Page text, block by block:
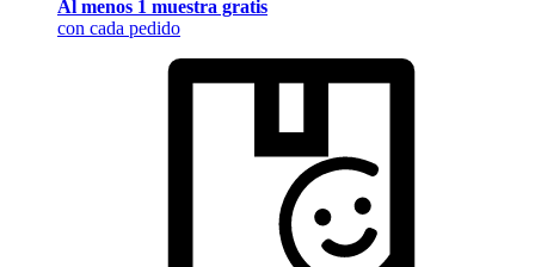
Al menos 1 muestra gratis
con cada pedido